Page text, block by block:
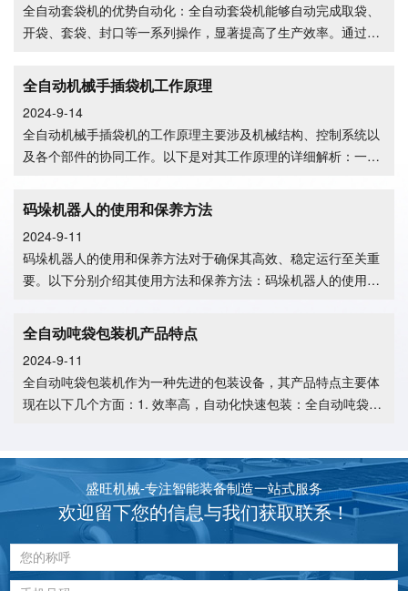
三嘴包装机
皮带输送机 广西混凝土搅拌站案例
全自动套袋机的优势自动化：全自动套袋机能够自动完成取袋、
开袋、套袋、封口等一系列操作，显著提高了生产效率。通过预
全自动机械手插袋机工作原理
2024-9-14
全自动机械手插袋机的工作原理主要涉及机械结构、控制系统以
及各个部件的协同工作。以下是对其工作原理的详细解析：一、
码垛机器人的使用和保养方法
2024-9-11
码垛机器人的使用和保养方法对于确保其高效、稳定运行至关重
要。以下分别介绍其使用方法和保养方法：码垛机器人的使用方
全自动吨袋包装机产品特点
2024-9-11
全自动吨袋包装机作为一种先进的包装设备，其产品特点主要体
现在以下几个方面：1. 效率高，自动化快速包装：全自动吨袋包
盛旺机械-专注智能装备制造一站式服务
欢迎留下您的信息与我们获取联系！